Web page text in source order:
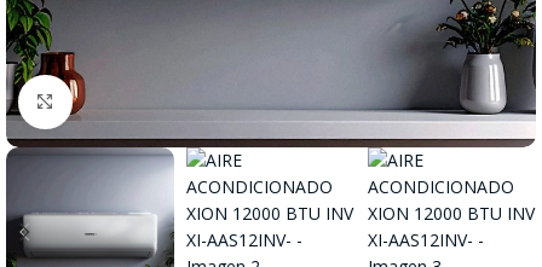
Click to enlarge